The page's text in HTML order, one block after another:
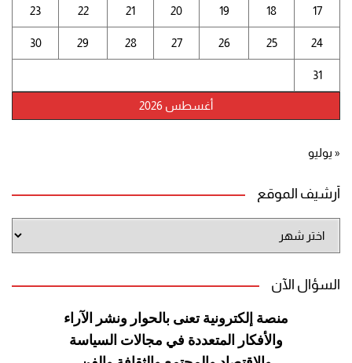
أغسطس 2026
17
18
19
20
21
22
23
24
25
26
27
28
29
30
31
« يوليو
أرشيف الموقع
الموقع
السؤال الآن
منصة إلكترونية تعنى بالحوار ونشر الآراء
والأفكار المتعددة في مجالات السياسة